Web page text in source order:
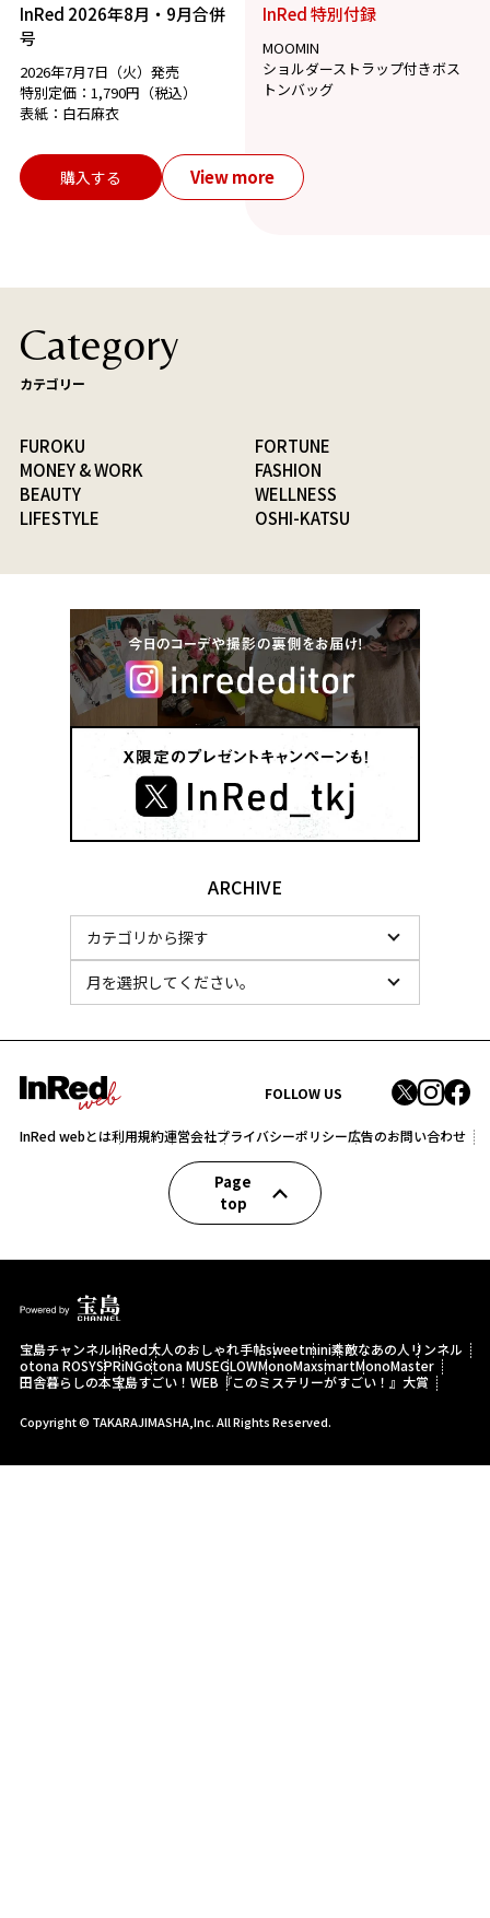
InRed 2026年8月・9月合併
号
2026年7月7日（火）発売
特別定価：1,790円（税込）
表紙：白石麻衣
InRed 特別付録
MOOMIN
ショルダーストラップ付きボス
トンバッグ
購入する View more
Category
カテゴリー
FUROKU
FORTUNE
MONEY & WORK
FASHION
BEAUTY
WELLNESS
LIFESTYLE
OSHI-KATSU
ARCHIVE
FOLLOW US
InRed webとは利用規約運営会社プライバシーポリシー広告のお問い合わせ
Page
top
宝島チャンネルInRed大人のおしゃれ手帖sweetmini素敵なあの人 リンネル
otona ROSYSPRiNGotona MUSEGLOWMonoMaxsmartMonoMaster
田舎暮らしの本宝島すごい！WEB 『このミステリーがすごい！』大賞
Copyright © TAKARAJIMASHA,Inc. All Rights Reserved.